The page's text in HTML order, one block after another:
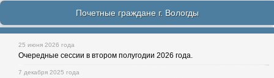
Почетные граждане г. Вологды
25 июня 2026 года
Очередные сессии в втором полугодии 2026 года.
7 декабря 2025 года